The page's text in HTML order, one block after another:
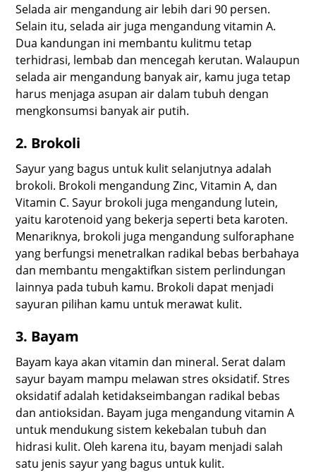
Selada air mengandung air lebih dari 90 persen.
Selain itu, selada air juga mengandung vitamin A.
Dua kandungan ini membantu kulitmu tetap
terhidrasi, lembab dan mencegah kerutan. Walaupun
selada air mengandung banyak air, kamu juga tetap
harus menjaga asupan air dalam tubuh dengan
mengkonsumsi banyak air putih.
2. Brokoli
Sayur yang bagus untuk kulit selanjutnya adalah
brokoli. Brokoli mengandung Zinc, Vitamin A, dan
Vitamin C. Sayur brokoli juga mengandung lutein,
yaitu karotenoid yang bekerja seperti beta karoten.
Menariknya, brokoli juga mengandung sulforaphane
yang berfungsi menetralkan radikal bebas berbahaya
dan membantu mengaktifkan sistem perlindungan
lainnya pada tubuh kamu. Brokoli dapat menjadi
sayuran pilihan kamu untuk merawat kulit.
3. Bayam
Bayam kaya akan vitamin dan mineral. Serat dalam
sayur bayam mampu melawan stres oksidatif. Stres
oksidatif adalah ketidakseimbangan radikal bebas
dan antioksidan. Bayam juga mengandung vitamin A
untuk mendukung sistem kekebalan tubuh dan
hidrasi kulit. Oleh karena itu, bayam menjadi salah
satu jenis sayur yang bagus untuk kulit.